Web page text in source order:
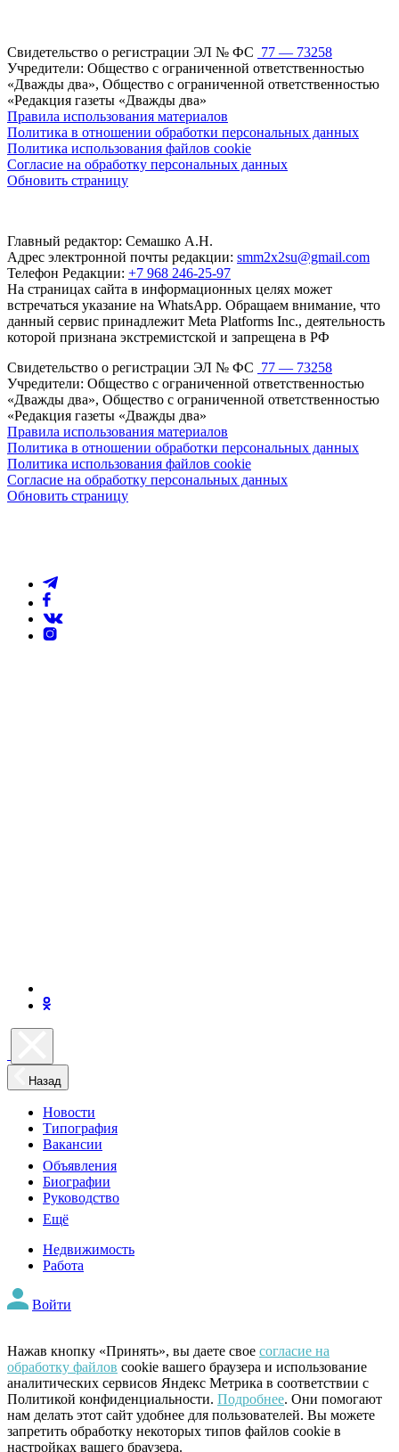
Свидетельство о регистрации ЭЛ № ФС 77 — 73258
Учредители: Общество с ограниченной ответственностью
«Дважды два», Общество с ограниченной ответственностью
«Редакция газеты «Дважды два»
Правила использования материалов
Политика в отношении обработки персональных данных
Политика использования файлов cookie
Согласие на обработку персональных данных
Обновить страницу
Главный редактор: Семашко А.Н.
Адрес электронной почты редакции: smm2x2su@gmail.com
Телефон Редакции: +7 968 246-25-97
На страницах сайта в информационных целях может
встречаться указание на WhatsApp. Обращаем внимание, что
данный сервис принадлежит Meta Platforms Inc., деятельность
которой признана экстремистской и запрещена в РФ
Свидетельство о регистрации ЭЛ № ФС 77 — 73258
Учредители: Общество с ограниченной ответственностью
«Дважды два», Общество с ограниченной ответственностью
«Редакция газеты «Дважды два»
Правила использования материалов
Политика в отношении обработки персональных данных
Политика использования файлов cookie
Согласие на обработку персональных данных
Обновить страницу
Назад
Новости
Типография
Вакансии
Объявления
Биографии
Руководство
Ещё
Недвижимость
Работа
Войти
Нажав кнопку «Принять», вы даете свое согласие на
обработку файлов cookie вашего браузера и использование
аналитических сервисов Яндекс Метрика в соответствии с
Политикой конфиденциальности. Подробнее. Они помогают
нам делать этот сайт удобнее для пользователей. Вы можете
запретить обработку некоторых типов файлов cookie в
настройках вашего браузера.